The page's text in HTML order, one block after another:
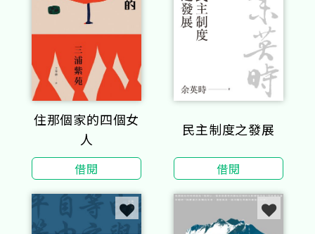
住那個家的四個女
人
借閱
民主制度之發展
借閱